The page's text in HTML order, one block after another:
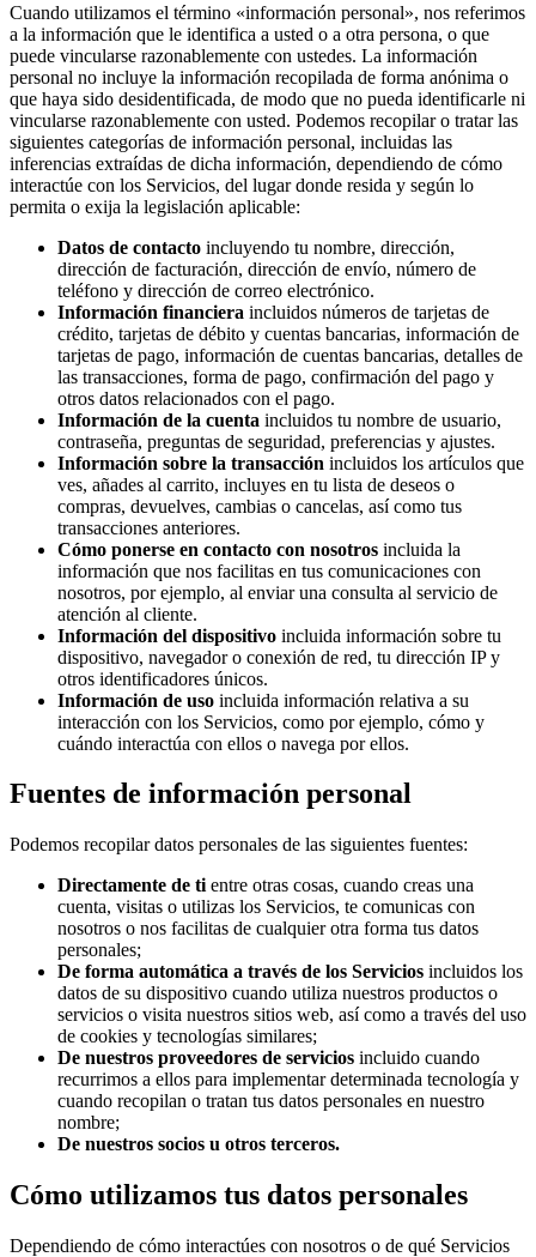
Cuando utilizamos el término «información personal», nos referimos
a la información que le identifica a usted o a otra persona, o que
puede vincularse razonablemente con ustedes. La información
personal no incluye la información recopilada de forma anónima o
que haya sido desidentificada, de modo que no pueda identificarle ni
vincularse razonablemente con usted. Podemos recopilar o tratar las
siguientes categorías de información personal, incluidas las
inferencias extraídas de dicha información, dependiendo de cómo
interactúe con los Servicios, del lugar donde resida y según lo
permita o exija la legislación aplicable:
Datos de contacto incluyendo tu nombre, dirección,
dirección de facturación, dirección de envío, número de
teléfono y dirección de correo electrónico.
Información financiera incluidos números de tarjetas de
crédito, tarjetas de débito y cuentas bancarias, información de
tarjetas de pago, información de cuentas bancarias, detalles de
las transacciones, forma de pago, confirmación del pago y
otros datos relacionados con el pago.
Información de la cuenta incluidos tu nombre de usuario,
contraseña, preguntas de seguridad, preferencias y ajustes.
Información sobre la transacción incluidos los artículos que
ves, añades al carrito, incluyes en tu lista de deseos o
compras, devuelves, cambias o cancelas, así como tus
transacciones anteriores.
Cómo ponerse en contacto con nosotros incluida la
información que nos facilitas en tus comunicaciones con
nosotros, por ejemplo, al enviar una consulta al servicio de
atención al cliente.
Información del dispositivo incluida información sobre tu
dispositivo, navegador o conexión de red, tu dirección IP y
otros identificadores únicos.
Información de uso incluida información relativa a su
interacción con los Servicios, como por ejemplo, cómo y
cuándo interactúa con ellos o navega por ellos.
Fuentes de información personal
Podemos recopilar datos personales de las siguientes fuentes:
Directamente de ti entre otras cosas, cuando creas una
cuenta, visitas o utilizas los Servicios, te comunicas con
nosotros o nos facilitas de cualquier otra forma tus datos
personales;
De forma automática a través de los Servicios incluidos los
datos de su dispositivo cuando utiliza nuestros productos o
servicios o visita nuestros sitios web, así como a través del uso
de cookies y tecnologías similares;
De nuestros proveedores de servicios incluido cuando
recurrimos a ellos para implementar determinada tecnología y
cuando recopilan o tratan tus datos personales en nuestro
nombre;
De nuestros socios u otros terceros.
Cómo utilizamos tus datos personales
Dependiendo de cómo interactúes con nosotros o de qué Servicios